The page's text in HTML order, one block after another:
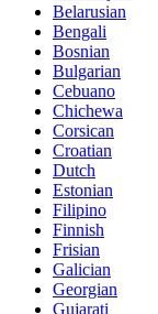
Belarusian
Bengali
Bosnian
Bulgarian
Cebuano
Chichewa
Corsican
Croatian
Dutch
Estonian
Filipino
Finnish
Frisian
Galician
Georgian
Gujarati